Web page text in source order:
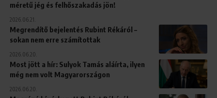
méretű jég és felhőszakadás jön!
2026.06.21.
Megrendítő bejelentés Rubint Rékáról –
sokan nem erre számítottak
2026.06.20.
Most jött a hír: Sulyok Tamás aláírta, ilyen
még nem volt Magyarországon
2026.06.20.